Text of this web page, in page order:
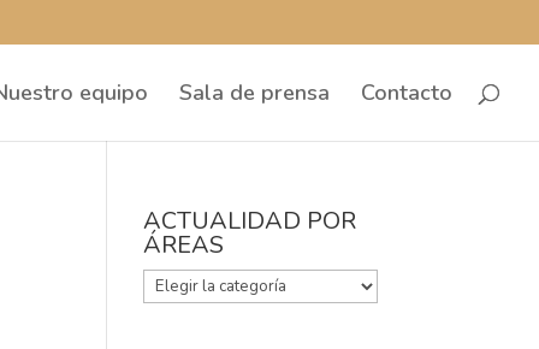
equipo Sala de prensa Contacto
ACTUALIDAD POR
ÁREAS
ACTUALIDAD
POR